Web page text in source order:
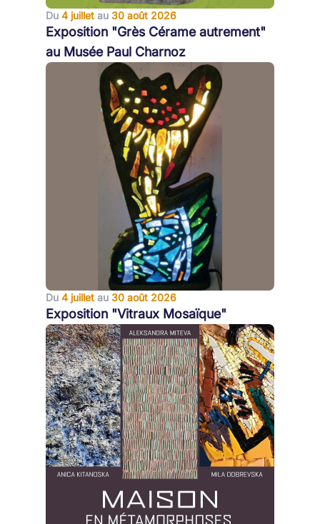
Du 4 juillet au 30 août 2026
Exposition "Grès Cérame autrement"
au Musée Paul Charnoz
Du 4 juillet au 30 août 2026
Exposition "Vitraux Mosaïque"